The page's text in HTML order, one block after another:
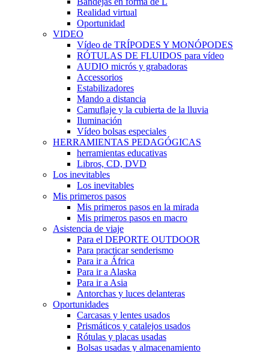
Realidad virtual
Oportunidad
VIDEO
Vídeo de TRÍPODES Y MONÓPODES
RÓTULAS DE FLUIDOS para vídeo
AUDIO micrós y grabadoras
Accessorios
Estabilizadores
Mando a distancia
Camuflaje y la cubierta de la lluvia
Iluminación
Vídeo bolsas especiales
HERRAMIENTAS PEDAGÓGICAS
herramientas educativas
Libros, CD, DVD
Los inevitables
Los inevitables
Mis primeros pasos
Mis primeros pasos en la mirada
Mis primeros pasos en macro
Asistencia de viaje
Para el DEPORTE OUTDOOR
Para practicar senderismo
Para ir a África
Para ir a Alaska
Para ir a Asia
Antorchas y luces delanteras
Oportunidades
Carcasas y lentes usados
Prismáticos y catalejos usados
Rótulas y placas usadas
Bolsas usadas y almacenamiento